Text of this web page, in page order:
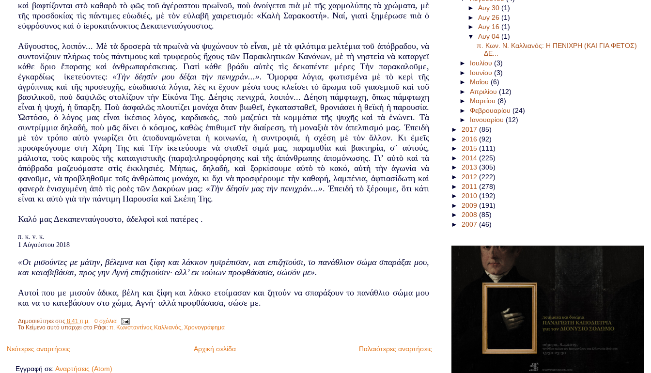
καὶ βαφτίζονται στὸ καθαρὸ τὸ φῶς τοῦ ἀγέραστου πρωϊνοῦ, ποὺ ἀνοίγεται πιὰ μὲ τῆς χαρμολύπης τὰ χρώματα, μὲ
τῆς προσδοκίας τὶς πάντιμες εὐωδιές, μὲ τὸν εὐλαβῆ χαιρετισμό: «Καλὴ Σαρακοστή». Ναί, γιατὶ ξημέρωσε πιὰ ὁ
εὐφρόσυνος καὶ ὁ ἱεροκατάνυκτος Δεκαπενταύγουστος.
Αὔγουστος, λοιπόν... Μὲ τὰ δροσερὰ τὰ πρωϊνὰ νὰ ψυχώνουν τὸ εἶναι, μὲ τὰ φιλότιμα μελτέμια τοῦ ἀπόβραδου, νὰ
συντονίζουν πλήρως τοὺς πάντιμους καὶ τρυφεροὺς ἤχους τῶν Παρακλητικῶν Κανόνων, μὲ τὴ νηστεία νὰ καταργεῖ
κάθε ὅριο ἔπαρσης καὶ ἀνθρωπαρέσκειας. Γιατὶ κάθε βράδυ αὐτὲς τὶς δεκαπέντε μέρες Τὴν παρακαλοῦμε,
ἐγκαρδίως ἱκετεύοντες: «Τὴν δέησίν μου δέξαι τὴν πενιχράν...». Ὄμορφα λόγια, φωτισμένα μὲ τὸ κερὶ τῆς
ἀγρύπνιας καὶ τῆς προσευχῆς, εὐωδιαστὰ λόγια, λὲς κι ἔχουν μέσα τους κλείσει τὸ ἄρωμα τοῦ γιασεμιοῦ καὶ τοῦ
βασιλικοῦ, ποὺ δαψιλῶς στολίζουν τὴν Εἰκόνα Της. Δέησις πενιχρά, λοιπόν... Δέηση πάμφτωχη, ὅπως πάμφτωχη
εἶναι ἡ ψυχή, ἡ ὕπαρξη. Ποὺ ἀσφαλῶς πλουτίζει μονάχα ὅταν βιωθεῖ, ἐγκατασταθεῖ, θρονιάσει ἡ θεϊκὴ ἡ παρουσία.
Ὡστόσο, ὁ λόγος μας εἶναι ἱκέσιος λόγος, καρδιακός, ποὺ μαζεύει τὰ κομμάτια τῆς ψυχῆς καὶ τὰ ἑνώνει. Τὰ
συντρίμμια δηλαδή, ποὺ μᾶς δίνει ὁ κόσμος, καθὼς ἐπιθυμεῖ τὴν διαίρεση, τὴ μοναξιὰ τὸν ἀπελπισμό μας. Ἐπειδὴ
μὲ τὸν τρόπο αὐτὸ γνωρίζει ὅτι ἀποδυναμώνεται ἡ κοινωνία, ἡ συντροφιά, ἡ σχέση μὲ τὸν ἄλλον. Κι ἐμεῖς
προσφεύγουμε στὴ Χάρη Της καὶ Τὴν ἱκετεύουμε νὰ σταθεῖ σιμά μας, παραμυθία καὶ βακτηρία, σ᾿ αὐτούς,
μάλιστα, τοὺς καιροὺς τῆς καταιγιστικῆς (παρα)πληροφόρησης καὶ τῆς ἀπάνθρωπης ἀπομόνωσης. Γι’ αὐτὸ καὶ τὰ
ἀπόβραδα μαζευόμαστε στὶς ἐκκλησιές. Μήπως, δηλαδή, καὶ ξορκίσουμε αὐτὸ τὸ κακό, αὐτὴ τὴν ἀγωνία νὰ
φανοῦμε, νὰ προβληθοῦμε τοῖς ἀνθρώποις μονάχα, κι ὄχι νὰ προσφέρουμε τὴν καθαρή, λαμπένια, ἀφτιασίδωτη καὶ
φανερὰ ἐνισχυμένη ἀπὸ τὶς ροὲς τῶν Δακρύων μας: «Τὴν δέησίν μας τὴν πενιχράν...». Ἐπειδή τὸ ξέρουμε, ὅτι κάτι
εἶναι κι αὐτὸ γιὰ τὴν πάντιμη Παρουσία καὶ Σκέπη Της.
Καλό μας Δεκαπενταύγουστο, ἀδελφοὶ καὶ πατέρες .
π. κ. ν. κ.
1 Αὐγούστου 2018
«Οι μισούντες με μάτην, βέλεμνα και ξίφη και λάκκον ηυτρέπισαν, και επιζητούσι, το πανάθλιον σώμα σπαράξαι μου,
και καταβιβάσαι, προς γην Αγνή επιζητούσιν· αλλ’ εκ τούτων προφθάσασα, σώσόν με».
Αυτοί που με μισούν άδικα, βέλη και ξίφη και λάκκο ετοίμασαν και ζητούν να σπαράξουν το πανάθλιο σώμα μου
και να το κατεβάσουν στο χώμα, Αγνή· αλλά προφθάσασα, σώσε με.
Δημοσιεύτηκε στις 8:41 π.μ.
0 σχόλια
Το Κείμενο αυτό υπάρχει στο Ράφι: π. Κωνσταντίνος Καλλιανός Χρονογράφημα
Νεότερες αναρτήσεις Παλαιότερες αναρτήσεις
Αρχική σελίδα
Εγγραφή σε: Αναρτήσεις (Atom)
►Αυγ 30(1)
►Αυγ 26(1)
►Αυγ 16(1)
▼Αυγ 04(1)
π. Κων. Ν. Καλλιανός: Η ΠΕΝΙΧΡΗ (ΚΑΙ ΓΙΑ ΦΕΤΟΣ)
ΔΕ...
► Ιουλίου (3)
► Ιουνίου (3)
► Μαΐου (6)
► Απριλίου (12)
► Μαρτίου (8)
► Φεβρουαρίου (24)
► Ιανουαρίου (12)
► 2017 (85)
► 2016 (92)
► 2015 (111)
► 2014 (225)
► 2013 (305)
► 2012 (222)
► 2011 (278)
► 2010 (192)
► 2009 (191)
► 2008 (85)
► 2007 (46)